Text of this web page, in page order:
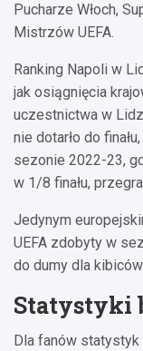
Pucharze Włoch,
Mistrzów UEFA.
Ranking Napoli w
jak osiągnięcia
uczestnictwa w
nie dotarło do
sezonie 2022-23,
w 1/8 finału,
Jedynym
UEFA zdobyty w
do dumy dla
Statystyki
Dla fanów statystyk